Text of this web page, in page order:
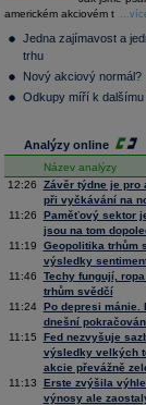
Composite
36
Tecdax
Performance
index
4
americkém akciovém t
Jedna zajímavost a
trhu
Nový akciový normál?
Odkupy míří k
Analýzy online
Název analýzy
12:26
Závěr týdne je pro
při vyčkávání na
11:26
Paměťový sektor
jsou na tom
11:19
Geopolitika trhům
výsledky
11:46
Techy fungují,
trhům svědčí
11:24
Po depresi mánie.
dnešní
11:15
Fed nezvyšuje
výsledky velkých
akcie převážně
11:13
Erste zvýšila
výnosy ale